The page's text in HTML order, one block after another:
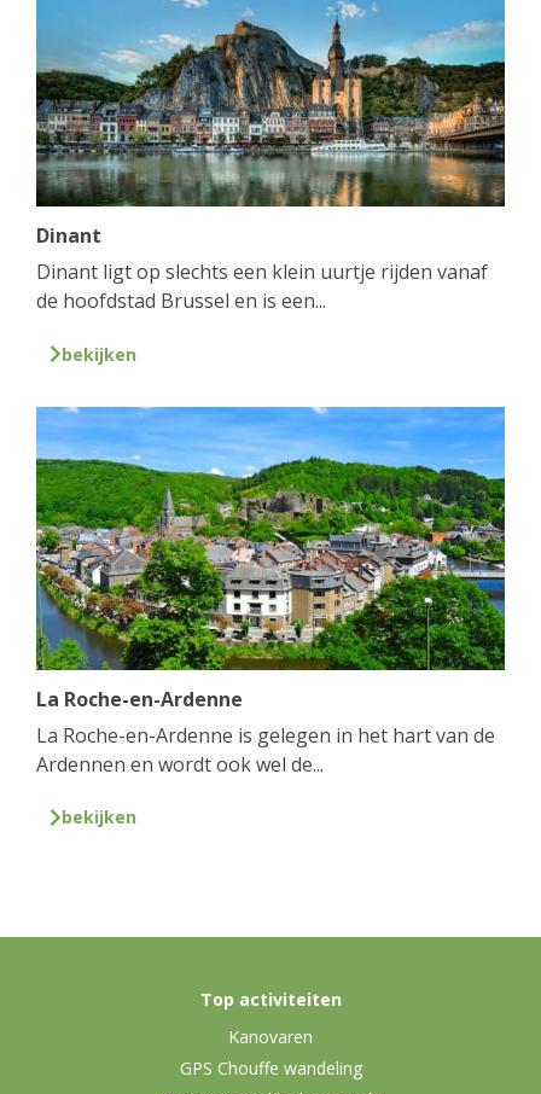
Dinant
Dinant ligt op slechts een klein uurtje rijden vanaf
de hoofdstad Brussel en is een...
bekijken
La Roche-en-Ardenne
La Roche-en-Ardenne is gelegen in het hart van de
Ardennen en wordt ook wel de...
bekijken
Top activiteiten
Kanovaren
GPS Chouffe wandeling